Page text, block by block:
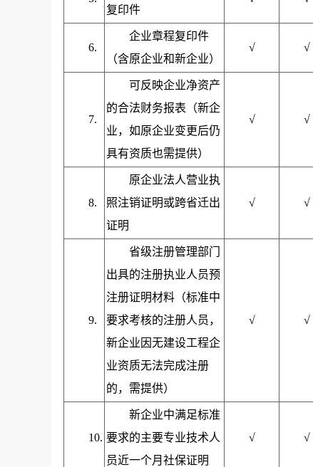
复印件
6.
企业章程复印件
（含原企业和新企业）
√ √
7.
可反映企业净资产
的合法财务报表（新企
业，如原企业变更后仍
具有资质也需提供）
√ √
8.
原企业法人营业执
照注销证明或跨省迁出
证明
√ √
9.
省级注册管理部门
出具的注册执业人员预
注册证明材料（标准中
要求考核的注册人员，
新企业因无建设工程企
业资质无法完成注册
的，需提供）
√ √
10.
新企业中满足标准
要求的主要专业技术人
员近一个月社保证明
√ √